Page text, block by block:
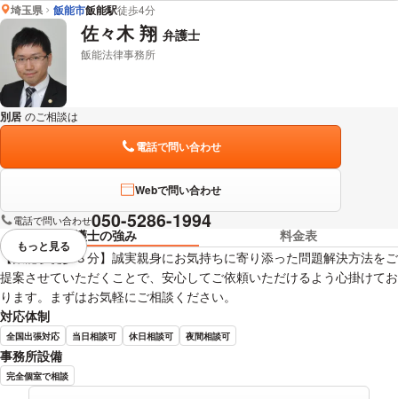
埼玉県 飯能市飯能駅徒歩4分
佐々木 翔 弁護士
飯能法律事務所
別居 のご相談は
電話で問い合わせ
Webで問い合わせ
電話で問い合わせ050-5286-1994
弁護士の強み
料金表
【飯能駅徒歩３分】誠実親身にお気持ちに寄り添った問題解決方法をご
提案させていただくことで、安心してご依頼いただけるよう心掛けてお
ります。まずはお気軽にご相談ください。
対応体制
全国出張対応 当日相談可 休日相談可 夜間相談可
事務所設備
完全個室で相談
視覚的に省略されている要素を
もっと見る